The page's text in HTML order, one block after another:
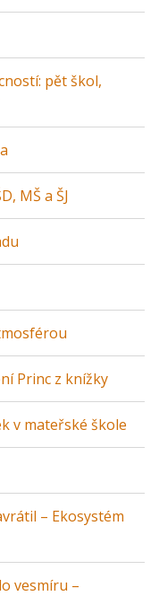
pět škol,
MŠ a ŠJ
Princ z knížky
v mateřské škole
– Ekosystém
vesmíru –